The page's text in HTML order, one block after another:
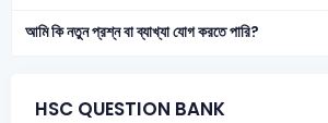
আমি কি নতুন প্রশ্ন বা ব্যাখ্যা যোগ করতে পারি?
HSC QUESTION BANK